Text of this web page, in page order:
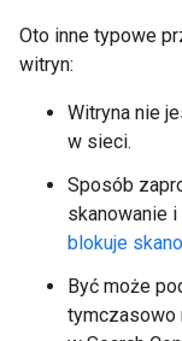
Oto inne typowe
witryn:
Witryna nie
w sieci.
Sposób
skanowanie
blokuje
Być może
tymczasowo